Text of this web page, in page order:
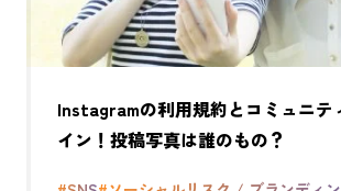
Instagramの利用規約とコミュニテ
イン！投稿写真は誰のもの？